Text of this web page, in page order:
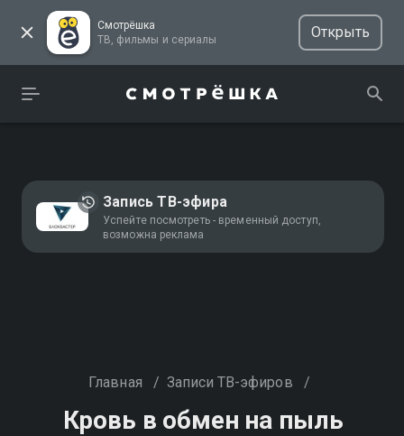
Смотрёшка
ТВ, фильмы и сериалы
Открыть
Запись ТВ-эфира
Успейте посмотреть - временный доступ,
возможна реклама
Главная / Записи ТВ-эфиров /
Кровь в обмен на пыль